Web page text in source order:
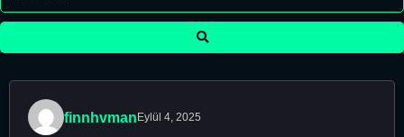
finnhvman Eylül 4, 2025